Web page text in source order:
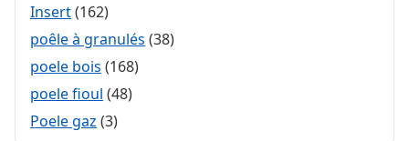
Insert(162)
poêle à granulés (38)
poele bois (168)
poele fioul (48)
Poele gaz (3)